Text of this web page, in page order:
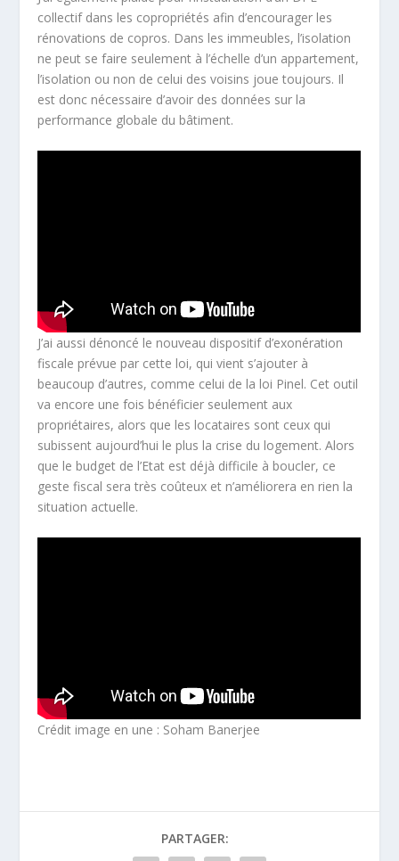
collectif dans les copropriétés afin d’encourager les
rénovations de copros. Dans les immeubles, l’isolation
ne peut se faire seulement à l’échelle d’un appartement,
l’isolation ou non de celui des voisins joue toujours. Il
est donc nécessaire d’avoir des données sur la
performance globale du bâtiment.
J’ai aussi dénoncé le nouveau dispositif d’exonération
fiscale prévue par cette loi, qui vient s’ajouter à
beaucoup d’autres, comme celui de la loi Pinel. Cet outil
va encore une fois bénéficier seulement aux
propriétaires, alors que les locataires sont ceux qui
subissent aujourd’hui le plus la crise du logement. Alors
que le budget de l’Etat est déjà difficile à boucler, ce
geste fiscal sera très coûteux et n’améliorera en rien la
situation actuelle.
Crédit image en une : Soham Banerjee
PARTAGER: